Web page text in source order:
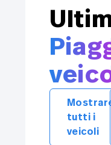
tutti i
veicoli